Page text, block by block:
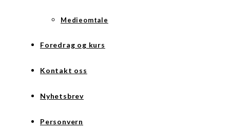
Medieomtale
Foredrag og kurs
Kontakt oss
Nyhetsbrev
Personvern